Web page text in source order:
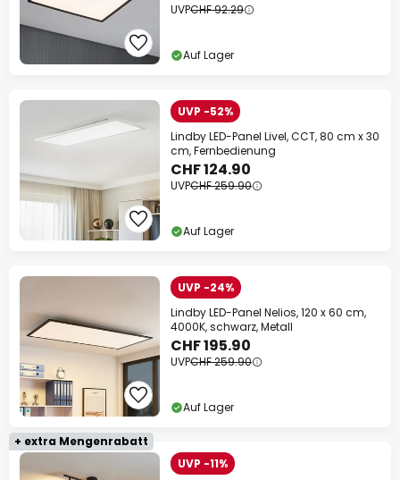
UVPCHF 92.29
Auf Lager
UVP -52%
Lindby LED-Panel Livel, CCT, 80 cm x 30
cm, Fernbedienung
CHF 124.90
UVPCHF 259.90
Auf Lager
UVP -24%
Lindby LED-Panel Nelios, 120 x 60 cm,
4000K, schwarz, Metall
CHF 195.90
UVPCHF 259.90
Auf Lager
+ extra Mengenrabatt
UVP -11%